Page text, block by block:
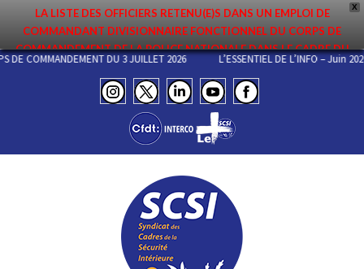
X
LA LISTE DES OFFICIERS RETENU(E)S DANS UN EMPLOI DE
COMMANDANT DIVISIONNAIRE FONCTIONNEL DU CORPS DE
COMMANDEMENT DE LA POLICE NATIONALE DANS LE CADRE DU
PREMIER MOUVEMENT 2026 A ÉTÉ DIFFUSÉE. ELLE EST DISPONIBLE EN
PAGES PROTÉGÉES DU SITE. FÉLICITATIONS AUX NOMMÉ(E)S !
DE COMMANDEMENT DU 3 JUILLET 2026 L’ESSENTIEL DE L’INFO –